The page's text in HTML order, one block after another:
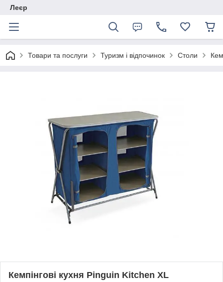
Леєр
Товари та послуги Туризм і відпочинок Столи
Кемпінгові кухня Pinguin Kitchen XL